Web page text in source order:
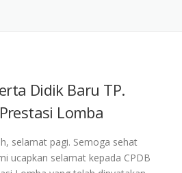
Didik Baru TP.
Lomba
selamat pagi. Semoga sehat
ucapkan selamat kepada CPDB